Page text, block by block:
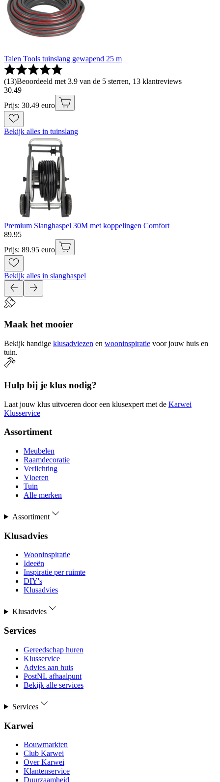
Talen Tools tuinslang gewapend 25 m
(13)Beoordeeld met 3.9 van de 5 sterren, 13 klantreviews
30.49
Prijs: 30.49 euro
Bekijk alles in tuinslang
Premium Slanghaspel 30M met koppelingen Comfort
89.95
Prijs: 89.95 euro
Bekijk alles in slanghaspel
Maak het mooier
Bekijk handige klusadviezen en wooninspiratie voor jouw huis en
tuin.
Hulp bij je klus nodig?
Laat jouw klus uitvoeren door een klusexpert met de Karwei
Klusservice
Assortiment
Meubelen
Raamdecoratie
Verlichting
Vloeren
Tuin
Alle merken
Assortiment
Klusadvies
Wooninspiratie
Ideeën
Inspiratie per ruimte
DIY's
Klusadvies
Klusadvies
Services
Gereedschap huren
Klusservice
Advies aan huis
PostNL afhaalpunt
Bekijk alle services
Services
Karwei
Bouwmarkten
Club Karwei
Over Karwei
Klantenservice
Duurzaamheid